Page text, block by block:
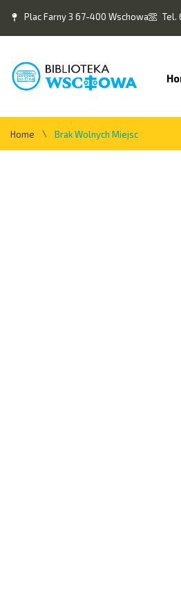
Plac Farny 3 67-400 Wschowa Tel.
Home \ Brak Wolnych Miejsc